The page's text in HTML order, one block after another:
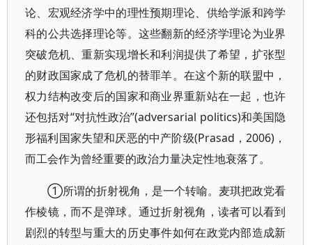
论、宏观经济学中的理性预期理论、供给学派和跨学
科的公共选择理论等。这些翻新的经济学理论为业界
突破危机、重新实现增长和利润提供了希望，扩张型
的财政国家成了危机的替罪羊。在这个新的联盟中，
权力结构改变后的国家和商业界重新站在一起，也许
还包括对“对抗性政治”(adversarial politics)和美国隐
形福利国家失望和厌恶的中产阶级(Prasad，2006)，
而工会作为曾经重要的政治力量决定性地衰落了。
①所谓的折射视角，是一个转喻。麦琪把政党看
作棱镜，而不是弹球。通过折射视角，读者可以看到
剧烈的转型与重大的历史事件如何在政党内部造成新